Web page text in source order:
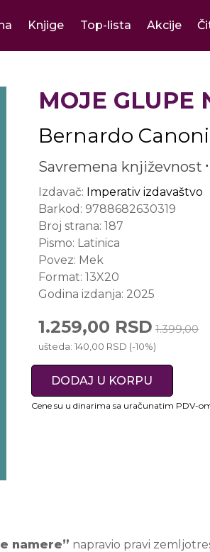
Knjige Top-lista Akcije
MOJE GLUPE
Bernardo Canoni
Savremena književnost
Izdavač: Imperativ izdavaštvo
Barkod: 9788682630319
Broj strana: 187
Pismo: Latinica
Povez: Mek
Format: 13X20
Godina izdanja: 2025
1.259,00 RSD 1.399,00
ušteda: 140,00 RSD (-10%)
DODAJ U KORPU
Cene su u dinarima sa uračunatim PDV-
namere” napravio pravi